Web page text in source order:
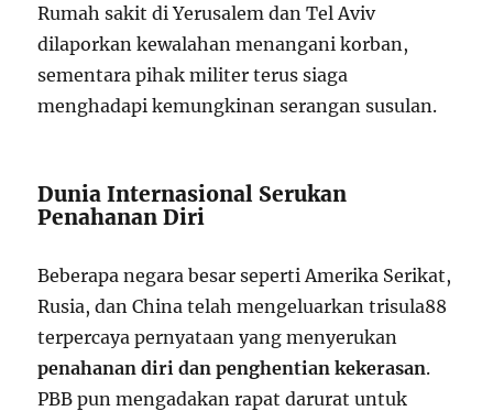
Rumah sakit di Yerusalem dan Tel Aviv
dilaporkan kewalahan menangani korban,
sementara pihak militer terus siaga
menghadapi kemungkinan serangan susulan.
Dunia Internasional Serukan
Penahanan Diri
Beberapa negara besar seperti Amerika Serikat,
Rusia, dan China telah mengeluarkan trisula88
terpercaya pernyataan yang menyerukan
penahanan diri dan penghentian kekerasan.
PBB pun mengadakan rapat darurat untuk